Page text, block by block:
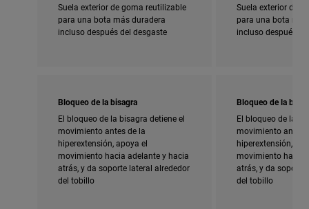
Suela exterior de goma reutilizable
para una bota más duradera
incluso después del desgaste
Suela exterior de
para una bota
incluso después
Bloqueo de la bisagra
El bloqueo de la bisagra detiene el
movimiento antes de la
hiperextensión, apoya el
movimiento hacia adelante y hacia
atrás, y da soporte lateral alrededor
del tobillo
Bloqueo de la
El bloqueo de la
movimiento antes
hiperextensión,
movimiento hacia
atrás, y da soporte
del tobillo